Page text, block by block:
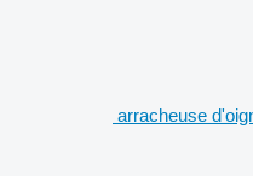
arracheuse